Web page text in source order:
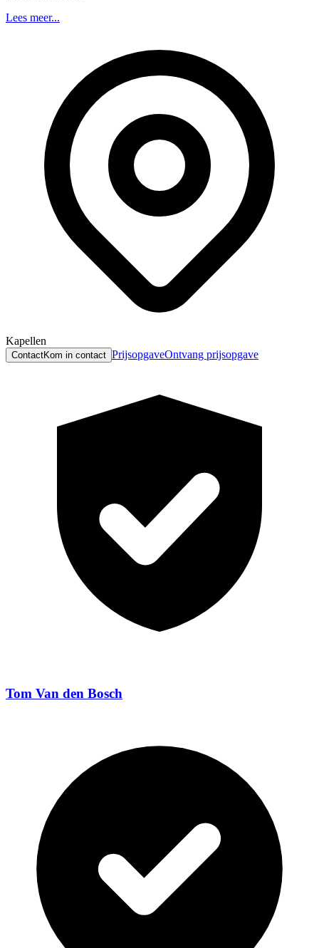
Lees meer...
Kapellen
ContactKom in contact PrijsopgaveOntvang prijsopgave
Tom Van den Bosch